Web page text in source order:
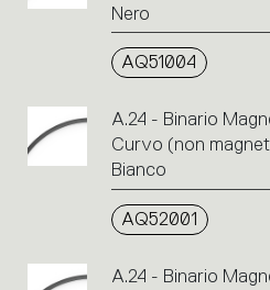
Nero
AQ51004
A.24 - Binario
Curvo (non
Bianco
AQ52001
A.24 - Binario